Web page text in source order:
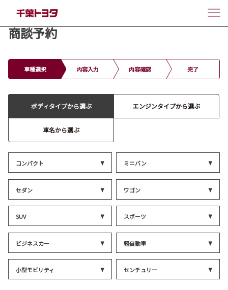
商談予約
車種選択 内容入力 内容確認 完了
ボディタイプから選ぶ エンジンタイプから選ぶ
車名から選ぶ
コンパクト ミニバン
セダン ワゴン
SUV スポーツ
ビジネスカー 軽自動車
小型モビリティ センチュリー